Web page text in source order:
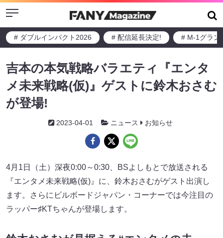
Menu
# ダブルインパクト2026 # 配信延長決定! # M-1グラン
吉本の本気戦略バラエティ『エンタ
メ未来戦略(仮)』ゲストに鈴木おさむ
が登場!
2023-04-01 ニュース お知らせ
4月1日（土）深夜0:00～0:30、BSよしもとで放送される
『エンタメ未来戦略(仮)』に、鈴木おさむがゲスト出演し
ます。さらにビルボードジャパン・コーナーでは今注目の
ラッパー♯KTちゃんが登場します。